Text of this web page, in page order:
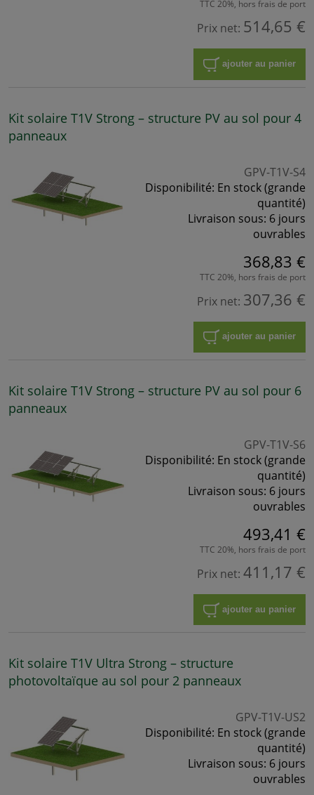
TTC 20%, hors frais de port
Prix net: 514,65 €
ajouter au panier
Kit solaire T1V Strong – structure PV au sol pour 4
panneaux
GPV-T1V-S4
Disponibilité: En stock (grande
quantité)
Livraison sous: 6 jours
ouvrables
368,83 €
TTC 20%, hors frais de port
Prix net: 307,36 €
ajouter au panier
Kit solaire T1V Strong – structure PV au sol pour 6
panneaux
GPV-T1V-S6
Disponibilité: En stock (grande
quantité)
Livraison sous: 6 jours
ouvrables
493,41 €
TTC 20%, hors frais de port
Prix net: 411,17 €
ajouter au panier
Kit solaire T1V Ultra Strong – structure
photovoltaïque au sol pour 2 panneaux
GPV-T1V-US2
Disponibilité: En stock (grande
quantité)
Livraison sous: 6 jours
ouvrables